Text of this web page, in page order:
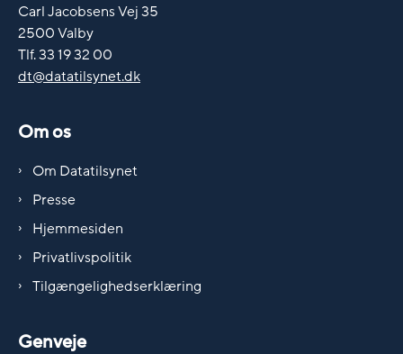
Carl Jacobsens Vej 35
2500 Valby
Tlf. 33 19 32 00
dt@datatilsynet.dk
Om os
Om Datatilsynet
Presse
Hjemmesiden
Privatlivspolitik
Tilgængelighedserklæring
Genveje